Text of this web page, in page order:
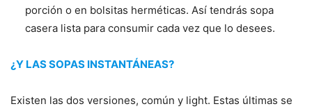
porción o en bolsitas herméticas. Así tendrás sopa
casera lista para consumir cada vez que lo desees.
¿Y LAS SOPAS INSTANTÁNEAS?
Existen las dos versiones, común y light. Estas últimas se